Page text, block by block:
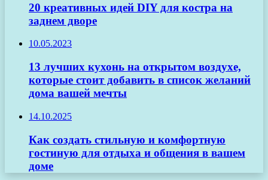
20 креативных идей DIY для костра на
заднем дворе
10.05.2023
13 лучших кухонь на открытом воздухе,
которые стоит добавить в список желаний
дома вашей мечты
14.10.2025
Как создать стильную и комфортную
гостиную для отдыха и общения в вашем
доме